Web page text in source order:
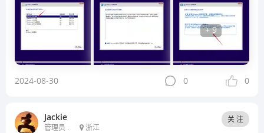
+ 9
2024-08-30 0 0
Jackie
管理员 . 浙江
关 注